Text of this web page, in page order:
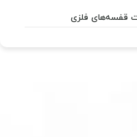
قفسه‌های فلزی